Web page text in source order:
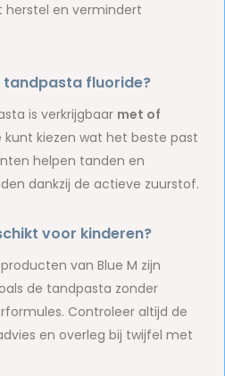
en vermindert
tandpasta fluoride?
is verkrijgbaar met of
kunt kiezen wat het beste past
helpen tanden en
dankzij de actieve zuurstof.
voor kinderen?
van Blue M zijn
de tandpasta zonder
Controleer altijd de
en overleg bij twijfel met